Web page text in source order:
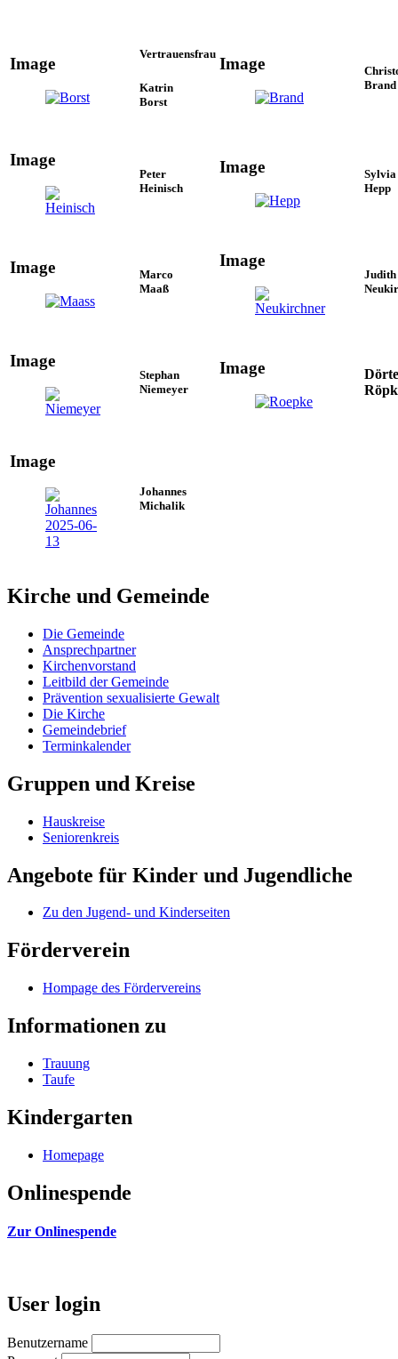
Image
Vertrauensfrau
Katrin
Borst
Image
Brand
Image
Peter
Heinisch
Image
Sylvia
Hepp
Image
Marco
Maaß
Image
Judith
Image
Stephan
Niemeyer
Image
Dörte
Image
Johannes
Michalik
Kirche und Gemeinde
Die Gemeinde
Ansprechpartner
Kirchenvorstand
Leitbild der Gemeinde
Prävention sexualisierte Gewalt
Die Kirche
Gemeindebrief
Terminkalender
Gruppen und Kreise
Hauskreise
Seniorenkreis
Angebote für Kinder und Jugendliche
Zu den Jugend- und Kinderseiten
Förderverein
Hompage des Fördervereins
Informationen zu
Trauung
Taufe
Kindergarten
Homepage
Onlinespende
Zur Onlinespende
User login
Benutzername